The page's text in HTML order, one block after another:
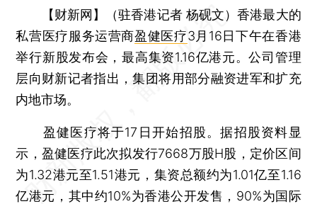
【财新网】（驻香港记者 杨砚文）香港最大的
私营医疗服务运营商盈健医疗3月16日下午在香港
举行新股发布会，最高集资1.16亿港元。公司管理
层向财新记者指出，集团将用部分融资进军和扩充
内地市场。
盈健医疗将于17日开始招股。据招股资料显
示，盈健医疗此次拟发行7668万股H股，定价区间
为1.32港元至1.51港元，集资总额约为1.01亿至1.16
亿港元，其中约10%为香港公开发售，90%为国际